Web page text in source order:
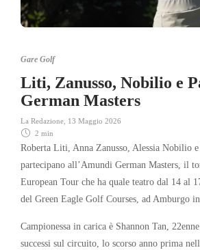
Gare Golf
Liti, Zanusso, Nobilio e
German Masters
La Redazione 13 Maggio 2026
2 min
Roberta Liti, Anna Zanusso, Alessia Nobilio
partecipano all’Amundi German Masters, il
European Tour che ha quale teatro dal 14 al
del Green Eagle Golf Courses, ad Amburgo
Campionessa in carica è Shannon Tan,
successi sul circuito, lo scorso anno prima